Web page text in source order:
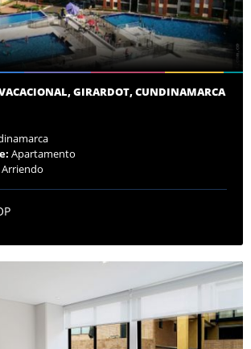
GIRARDOT, CUNDINAMARCA
Apartamento
Arriendo